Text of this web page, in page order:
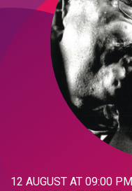
12 AUGUST AT 09:00 PM